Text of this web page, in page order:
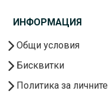
ИНФОРМАЦИЯ
Общи условия
Бисквитки
Политика за